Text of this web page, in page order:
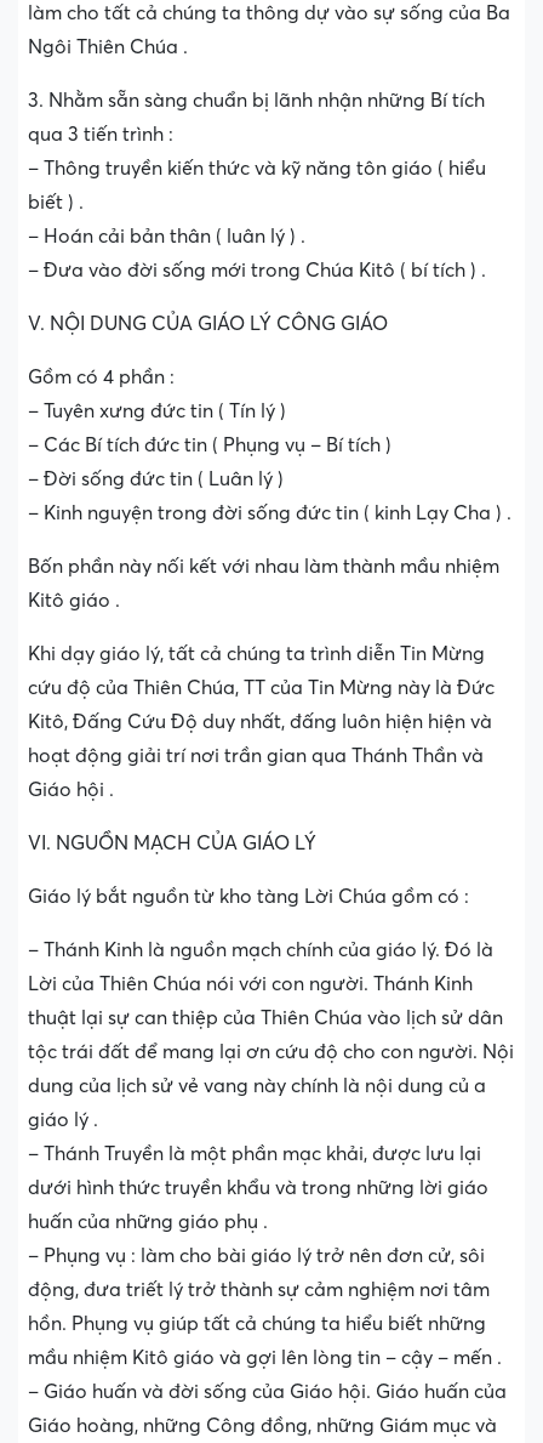
làm cho tất cả chúng ta thông dự vào sự sống của Ba
Ngôi Thiên Chúa .
3. Nhằm sẵn sàng chuẩn bị lãnh nhận những Bí tích
qua 3 tiến trình :
– Thông truyền kiến thức và kỹ năng tôn giáo ( hiểu
biết ) .
– Hoán cải bản thân ( luân lý ) .
– Đưa vào đời sống mới trong Chúa Kitô ( bí tích ) .
V. NỘI DUNG CỦA GIÁO LÝ CÔNG GIÁO
Gồm có 4 phần :
– Tuyên xưng đức tin ( Tín lý )
– Các Bí tích đức tin ( Phụng vụ – Bí tích )
– Đời sống đức tin ( Luân lý )
– Kinh nguyện trong đời sống đức tin ( kinh Lạy Cha ) .
Bốn phần này nối kết với nhau làm thành mầu nhiệm
Kitô giáo .
Khi dạy giáo lý, tất cả chúng ta trình diễn Tin Mừng
cứu độ của Thiên Chúa, TT của Tin Mừng này là Đức
Kitô, Đấng Cứu Độ duy nhất, đấng luôn hiện hiện và
hoạt động giải trí nơi trần gian qua Thánh Thần và
Giáo hội .
VI. NGUỒN MẠCH CỦA GIÁO LÝ
Giáo lý bắt nguồn từ kho tàng Lời Chúa gồm có :
– Thánh Kinh là nguồn mạch chính của giáo lý. Đó là
Lời của Thiên Chúa nói với con người. Thánh Kinh
thuật lại sự can thiệp của Thiên Chúa vào lịch sử dân
tộc trái đất để mang lại ơn cứu độ cho con người. Nội
dung của lịch sử vẻ vang này chính là nội dung củ a
giáo lý .
– Thánh Truyền là một phần mạc khải, được lưu lại
dưới hình thức truyền khẩu và trong những lời giáo
huấn của những giáo phụ .
– Phụng vụ : làm cho bài giáo lý trở nên đơn cử, sôi
động, đưa triết lý trở thành sự cảm nghiệm nơi tâm
hồn. Phụng vụ giúp tất cả chúng ta hiểu biết những
mầu nhiệm Kitô giáo và gợi lên lòng tin – cậy – mến .
– Giáo huấn và đời sống của Giáo hội. Giáo huấn của
Giáo hoàng, những Công đồng, những Giám mục và